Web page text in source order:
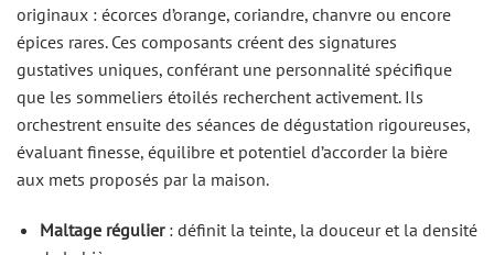
originaux : écorces d’orange, coriandre, chanvre ou encore
épices rares. Ces composants créent des signatures
gustatives uniques, conférant une personnalité spécifique
que les sommeliers étoilés recherchent activement. Ils
orchestrent ensuite des séances de dégustation rigoureuses,
évaluant finesse, équilibre et potentiel d’accorder la bière
aux mets proposés par la maison.
Maltage régulier: définit la teinte, la douceur et la densité